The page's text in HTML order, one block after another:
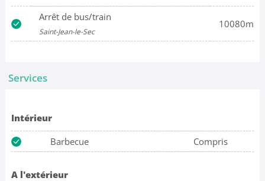
Arrêt de bus/train
Saint-Jean-le-Sec
10080m
Services
Intérieur
Barbecue
Compris
A l'extérieur